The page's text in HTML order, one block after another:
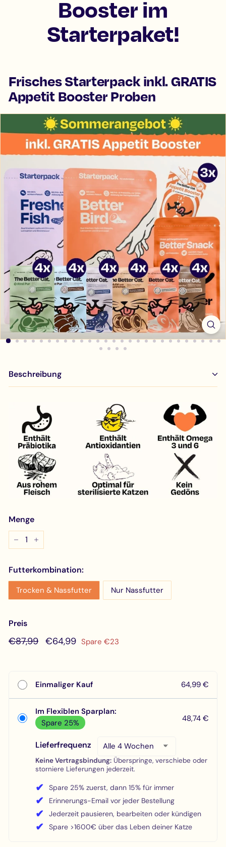
Booster im
Starterpaket!
Frisches Starterpack inkl. GRATIS
Appetit Booster Proben
Beschreibung
Menge
Futterkombination:
Trocken & Nassfutter Nur Nassfutter
Preis
Normaler
€87,99€87,99
Sonderpreis
€64,99 €64,99
Spare €23
Einmaliger Kauf 64,99 €
Im Flexiblen Sparplan:
Spare 25%
48,74 €
Lieferfrequenz
Keine Vertragsbindung:Überspringe, verschiebe oder
storniere Lieferungen jederzeit.
✔ Spare 25% zuerst, dann 15% für immer
✔ Erinnerungs-Email vor jeder Bestellung
✔ Jederzeit pausieren, bearbeiten oder kündigen
✔ Spare >1600€ über das Leben deiner Katze